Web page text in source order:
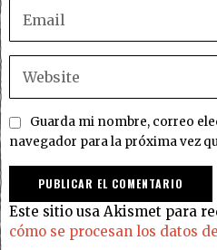
Guarda mi nombre, correo
navegador para la próxima vez
Este sitio usa Akismet para
cómo se procesan los datos